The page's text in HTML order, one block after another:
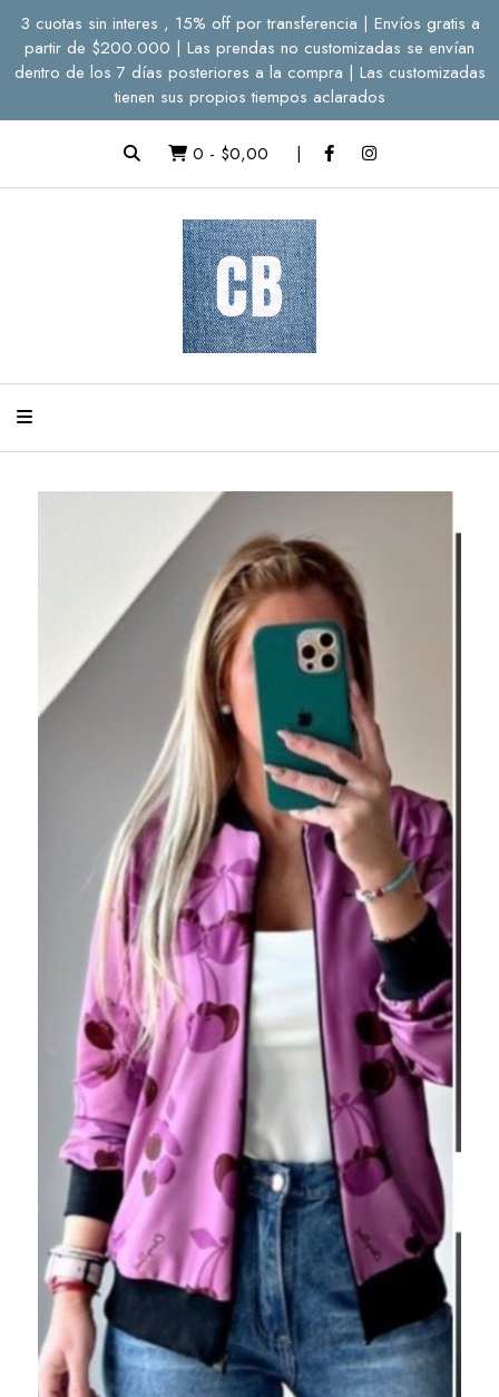
3 cuotas sin interes , 15% off por transferencia | Envíos gratis a
partir de $200.000 | Las prendas no customizadas se envían
dentro de los 7 días posteriores a la compra | Las customizadas
tienen sus propios tiempos aclarados
0 - $0,00